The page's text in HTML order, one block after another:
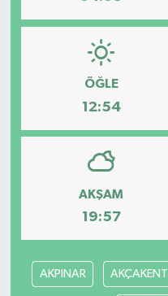
ÖĞLE
12:54
AKŞAM
19:57
AKPINAR AKÇAKENT